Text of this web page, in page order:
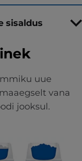
sisaldus
uue
vana
jooksul.